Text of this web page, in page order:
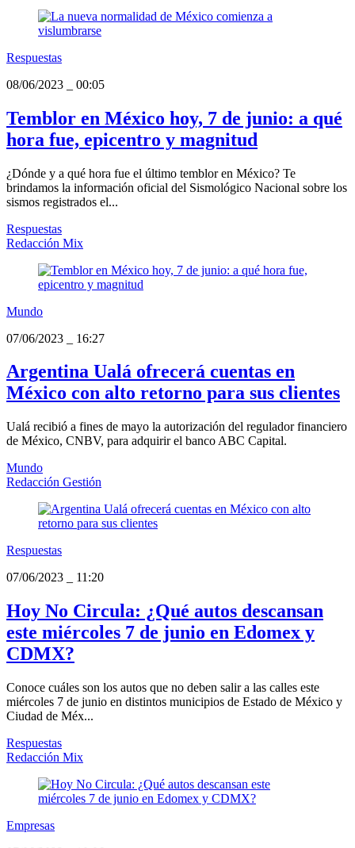
Respuestas
08/06/2023
00:05
Temblor en México hoy, 7 de junio: a qué
hora fue, epicentro y magnitud
¿Dónde y a qué hora fue el último temblor en México? Te
brindamos la información oficial del Sismológico Nacional sobre los
sismos registrados el...
Respuestas
Redacción Mix
Mundo
07/06/2023
16:27
Argentina Ualá ofrecerá cuentas en
México con alto retorno para sus clientes
Ualá recibió a fines de mayo la autorización del regulador financiero
de México, CNBV, para adquirir el banco ABC Capital.
Mundo
Redacción Gestión
Respuestas
07/06/2023
11:20
Hoy No Circula: ¿Qué autos descansan
este miércoles 7 de junio en Edomex y
CDMX?
Conoce cuáles son los autos que no deben salir a las calles este
miércoles 7 de junio en distintos municipios de Estado de México y
Ciudad de Méx...
Respuestas
Redacción Mix
Empresas